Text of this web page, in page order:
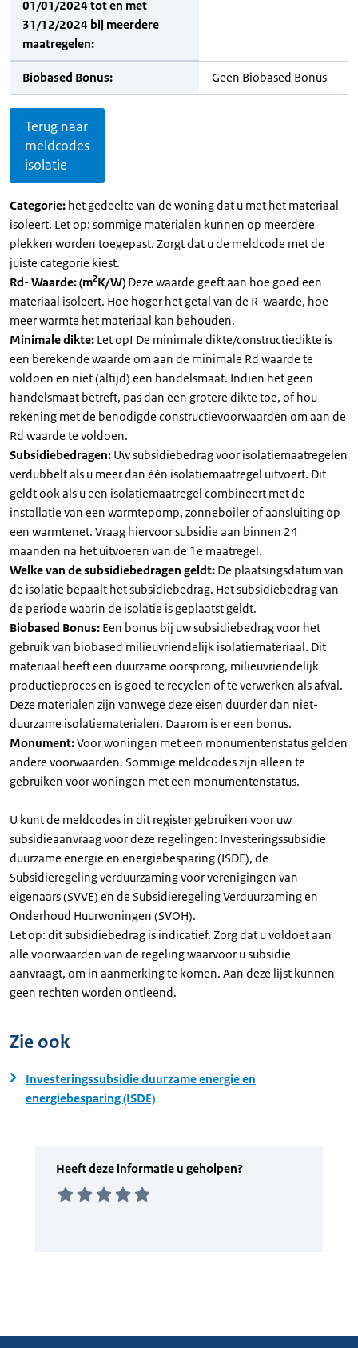
01/01/2024 tot en met
31/12/2024 bij meerdere
maatregelen:
Biobased Bonus: Geen Biobased Bonus
Terug naar
meldcodes
isolatie
Categorie: het gedeelte van de woning dat u met het materiaal
isoleert. Let op: sommige materialen kunnen op meerdere
plekken worden toegepast. Zorgt dat u de meldcode met de
juiste categorie kiest.
Rd- Waarde: (m2K/W) Deze waarde geeft aan hoe goed een
materiaal isoleert. Hoe hoger het getal van de R-waarde, hoe
meer warmte het materiaal kan behouden.
Minimale dikte: Let op! De minimale dikte/constructiedikte is
een berekende waarde om aan de minimale Rd waarde te
voldoen en niet (altijd) een handelsmaat. Indien het geen
handelsmaat betreft, pas dan een grotere dikte toe, of hou
rekening met de benodigde constructievoorwaarden om aan de
Rd waarde te voldoen.
Subsidiebedragen: Uw subsidiebedrag voor isolatiemaatregelen
verdubbelt als u meer dan één isolatiemaatregel uitvoert. Dit
geldt ook als u een isolatiemaatregel combineert met de
installatie van een warmtepomp, zonneboiler of aansluiting op
een warmtenet. Vraag hiervoor subsidie aan binnen 24
maanden na het uitvoeren van de 1e maatregel.
Welke van de subsidiebedragen geldt: De plaatsingsdatum van
de isolatie bepaalt het subsidiebedrag. Het subsidiebedrag van
de periode waarin de isolatie is geplaatst geldt.
Biobased Bonus: Een bonus bij uw subsidiebedrag voor het
gebruik van biobased milieuvriendelijk isolatiemateriaal. Dit
materiaal heeft een duurzame oorsprong, milieuvriendelijk
productieproces en is goed te recyclen of te verwerken als afval.
Deze materialen zijn vanwege deze eisen duurder dan niet-
duurzame isolatiematerialen. Daarom is er een bonus.
Monument:Voor woningen met een monumentenstatus gelden
andere voorwaarden. Sommige meldcodes zijn alleen te
gebruiken voor woningen met een monumentenstatus.
U kunt de meldcodes in dit register gebruiken voor uw
subsidieaanvraag voor deze regelingen: Investeringssubsidie
duurzame energie en energiebesparing (ISDE), de
Subsidieregeling verduurzaming voor verenigingen van
eigenaars (SVVE) en de Subsidieregeling Verduurzaming en
Onderhoud Huurwoningen (SVOH).
Let op: dit subsidiebedrag is indicatief. Zorg dat u voldoet aan
alle voorwaarden van de regeling waarvoor u subsidie
aanvraagt, om in aanmerking te komen. Aan deze lijst kunnen
geen rechten worden ontleend.
Zie ook
Investeringssubsidie duurzame energie en
energiebesparing (ISDE)